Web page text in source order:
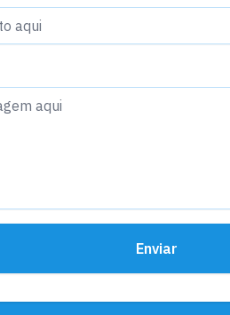
Enviar